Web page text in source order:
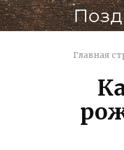
Перейти
к
Главная